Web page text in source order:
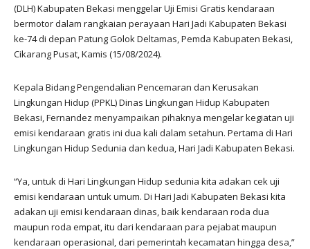
(DLH) Kabupaten Bekasi menggelar Uji Emisi Gratis kendaraan
bermotor dalam rangkaian perayaan Hari Jadi Kabupaten Bekasi
ke-74 di depan Patung Golok Deltamas, Pemda Kabupaten Bekasi,
Cikarang Pusat, Kamis (15/08/2024).
Kepala Bidang Pengendalian Pencemaran dan Kerusakan
Lingkungan Hidup (PPKL) Dinas Lingkungan Hidup Kabupaten
Bekasi, Fernandez menyampaikan pihaknya mengelar kegiatan uji
emisi kendaraan gratis ini dua kali dalam setahun. Pertama di Hari
Lingkungan Hidup Sedunia dan kedua, Hari Jadi Kabupaten Bekasi.
“Ya, untuk di Hari Lingkungan Hidup sedunia kita adakan cek uji
emisi kendaraan untuk umum. Di Hari Jadi Kabupaten Bekasi kita
adakan uji emisi kendaraan dinas, baik kendaraan roda dua
maupun roda empat, itu dari kendaraan para pejabat maupun
kendaraan operasional, dari pemerintah kecamatan hingga desa,”